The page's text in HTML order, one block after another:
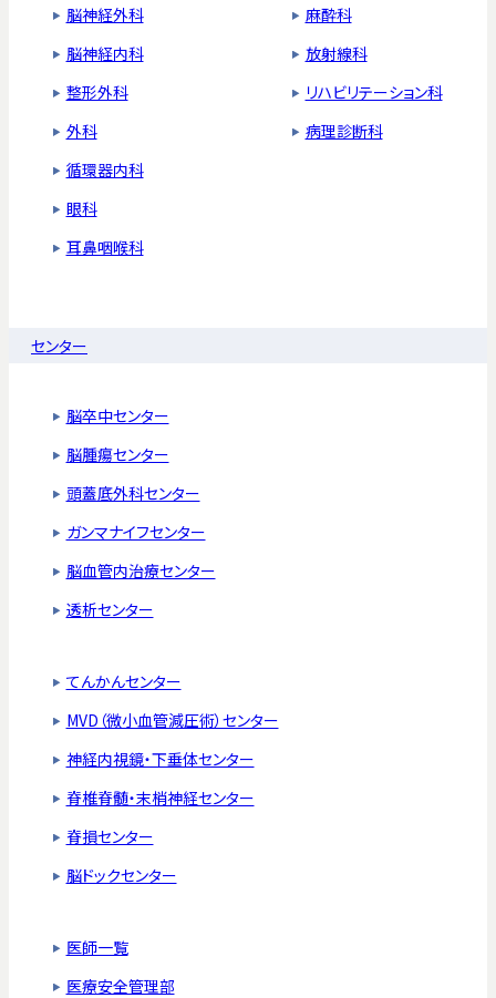
脳神経外科
脳神経内科
整形外科
外科
循環器内科
眼科
耳鼻咽喉科
麻酔科
放射線科
リハビリテーション科
病理診断科
センター
脳卒中センター
脳腫瘍センター
頭蓋底外科センター
ガンマナイフセンター
脳血管内治療センター
透析センター
てんかんセンター
MVD（微小血管減圧術）センター
神経内視鏡・下垂体センター
脊椎脊髄・末梢神経センター
脊損センター
脳ドックセンター
医師一覧
医療安全管理部